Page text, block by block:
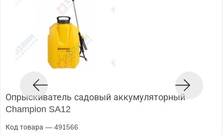
Опрыскиватель садовый аккумуляторный
Champion SA12
Код товара — 491566